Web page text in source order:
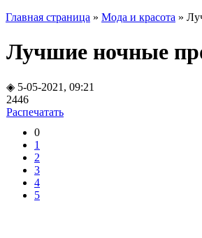
Главная страница » Мода и красота »
Лучшие ночные
◈ 5-05-2021, 09:21
2446
Распечатать
0
1
2
3
4
5